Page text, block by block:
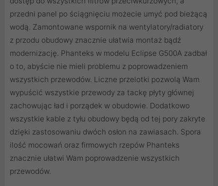
przedni panel po ściągnięciu możecie umyć pod bieżącą
wodą. Zamontowane wspornik na wentylatory/radiatory
z przodu obudowy znacznie ułatwia montaż bądź
modernizację. Phanteks w modelu Eclipse G500A zadbał
o to, abyście nie mieli problemu z poprowadzeniem
wszystkich przewodów. Liczne przelotki pozwolą Wam
wypuścić wszystkie przewody za tackę płyty głównej
zachowując ład i porządek w obudowie. Dodatkowo
wszystkie kable z tyłu obudowy będą od tej pory zakryte
dzięki zastosowaniu dwóch osłon na zawiasach. Spora
ilość mocowań oraz firmowych rzepów Phanteks
znacznie ułatwi Wam poprowadzenie wszystkich
przewodów.